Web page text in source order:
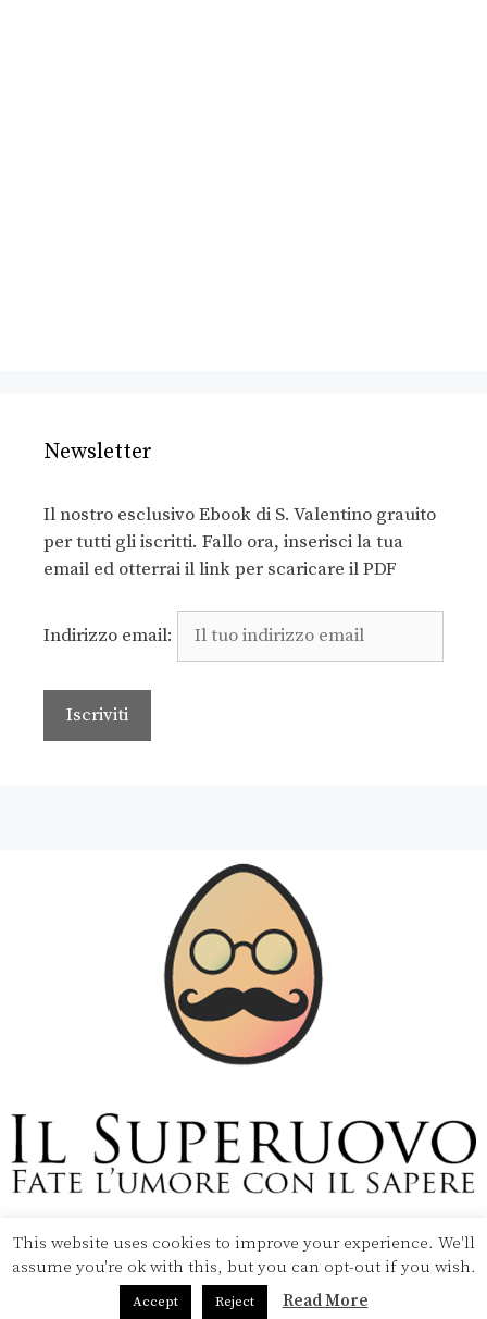
Newsletter
Il nostro esclusivo Ebook di S. Valentino grauito
per tutti gli iscritti. Fallo ora, inserisci la tua
email ed otterrai il link per scaricare il PDF
Indirizzo email:
Copyright © 2020 Il Superuovo — Powered by Pipool
SRL
This website uses cookies to improve your experience. We'll
assume you're ok with this, but you can opt-out if you wish.
Accept Reject Read More